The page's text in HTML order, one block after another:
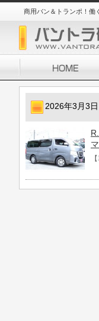
商用バン＆トランポ！働
2026年3月3日